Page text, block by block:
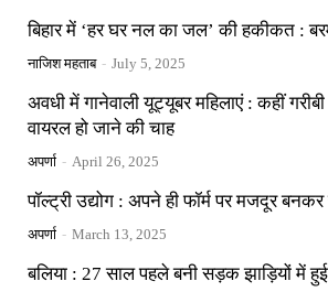
बिहार में ‘हर घर नल का जल’ की हकीकत :
नाजिश महताब - July 5, 2025
अवधी में गानेवाली यूट्यूबर महिलाएं : कहीं
वायरल हो जाने की चाह
अपर्णा - April 26, 2025
पॉल्ट्री उद्योग : अपने ही फॉर्म पर मजदूर
अपर्णा - March 13, 2025
बलिया : 27 साल पहले बनी सड़क झाड़ियों में